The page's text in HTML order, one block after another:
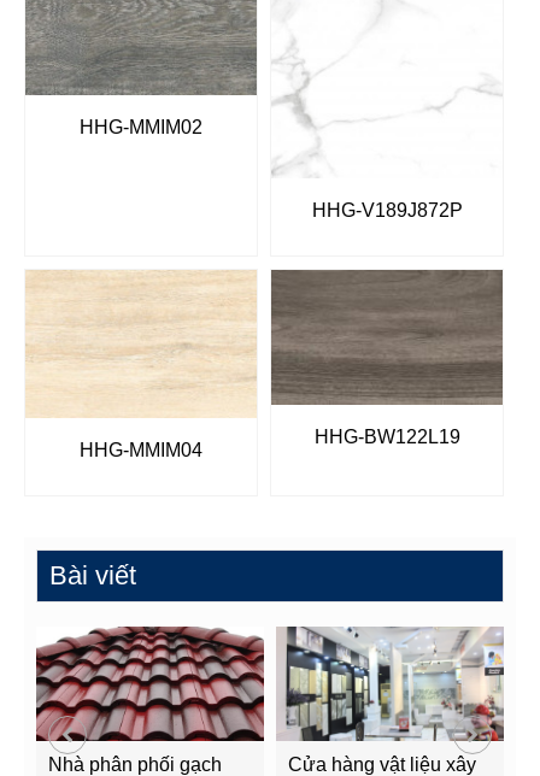
HHG-MMIM02
HHG-V189J872P
HHG-MMIM04
HHG-BW122L19
Bài viết
Nhà phân phối gạch
Cửa hàng vật liệu xây